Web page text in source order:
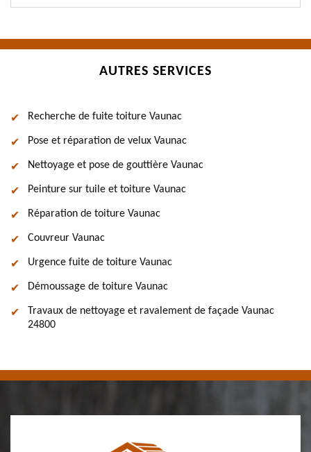
AUTRES SERVICES
Recherche de fuite toiture Vaunac
Pose et réparation de velux Vaunac
Nettoyage et pose de gouttière Vaunac
Peinture sur tuile et toiture Vaunac
Réparation de toiture Vaunac
Couvreur Vaunac
Urgence fuite de toiture Vaunac
Démoussage de toiture Vaunac
Travaux de nettoyage et ravalement de façade Vaunac
24800